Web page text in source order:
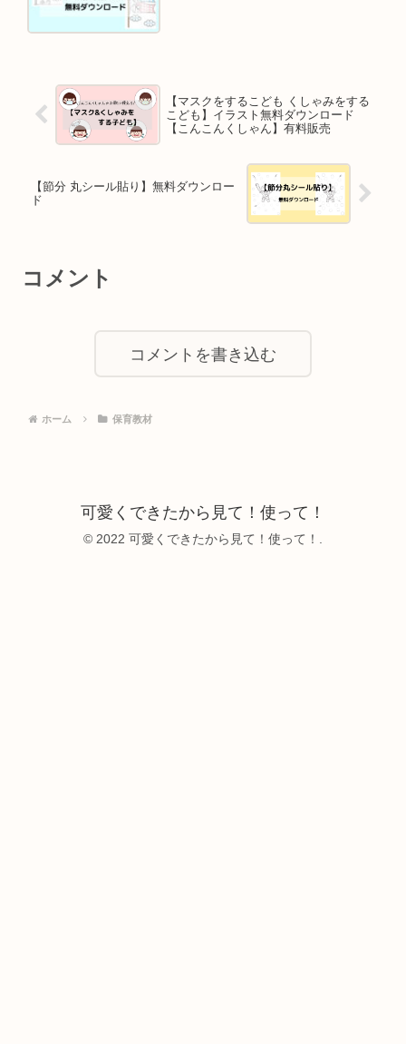
【マスクをするこども くしゃみをする
こども】イラスト無料ダウンロード
【こんこんくしゃん】有料販売
【節分 丸シール貼り】無料ダウンロー
ド
コメント
コメントを書き込む
ホーム 保育教材
可愛くできたから見て！使って！
© 2022 可愛くできたから見て！使って！.